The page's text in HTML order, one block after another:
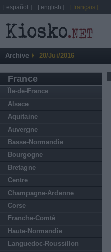
Archive 20/Jui/2016
France
Île-de-France
Alsace
Aquitaine
Auvergne
Basse-Normandie
Bourgogne
Bretagne
Centre
Champagne-Ardenne
Corse
Franche-Comté
Haute-Normandie
Languedoc-Roussillon
[ español ] [ english ] [ français ]